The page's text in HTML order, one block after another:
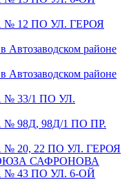
12 ПО УЛ. ГЕРОЯ
районе
районе
33/1 ПО УЛ.
98Д, 98Д/1 ПО ПР.
20, 22 ПО УЛ. ГЕРОЯ
САФРОНОВА
43 ПО УЛ. 6-ОЙ